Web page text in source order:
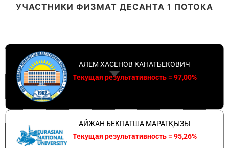
УЧАСТНИКИ ФИЗМАТ ДЕСАНТА 1 ПОТОКА
АЛЕМ ХАСЕНОВ КАНАТБЕКОВИЧ
Текущая результативность = 97,00%
АЙЖАН БЕКПАТША МАРАТҚЫЗЫ
Текущая результативность = 95,26%